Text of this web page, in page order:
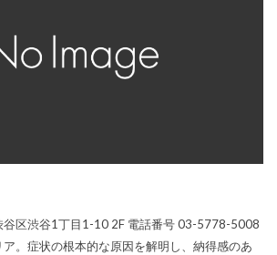
谷区渋谷1丁目1-10 2F 電話番号 03-5778-5008
。症状の根本的な原因を解明し、納得感のあ